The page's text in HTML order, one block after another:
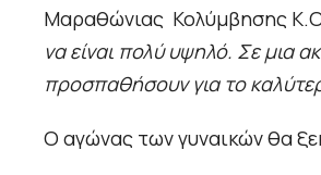
Μαραθώνιας Κολύμβησης
να είναι πολύ υψηλό. Σε μια
προσπαθήσουν για το
Ο αγώνας των γυναικών θα